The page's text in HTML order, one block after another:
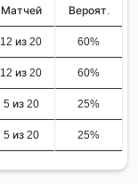
Матчей Вероят.
12 из 20 60%
12 из 20 60%
5 из 20 25%
5 из 20 25%